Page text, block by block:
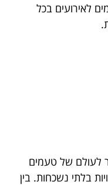
לאירועים בכל
לעולם של טעמים
בלתי נשכחות. בין